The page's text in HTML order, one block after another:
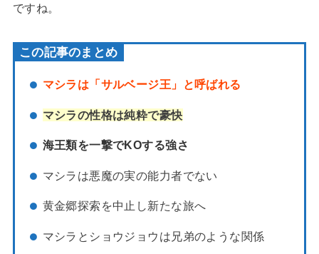
ですね。
この記事のまとめ
マシラは「サルベージ王」と呼ばれる
マシラの性格は純粋で豪快
海王類を一撃でKOする強さ
マシラは悪魔の実の能力者でない
黄金郷探索を中止し新たな旅へ
マシラとショウジョウは兄弟のような関係